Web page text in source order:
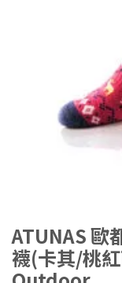
ATUNAS 歐
襪(卡其/桃